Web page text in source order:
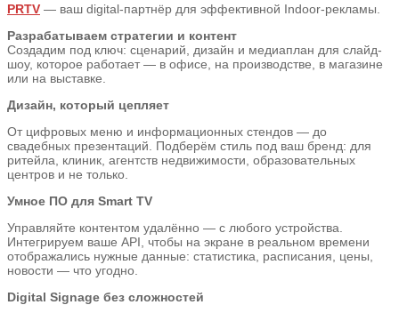
PRTV — ваш digital-партнёр для эффективной Indoor-рекламы.
Разрабатываем стратегии и контент
Создадим под ключ: сценарий, дизайн и медиаплан для слайд-
шоу, которое работает — в офисе, на производстве, в магазине
или на выставке.
Дизайн, который цепляет
От цифровых меню и информационных стендов — до
свадебных презентаций. Подберём стиль под ваш бренд: для
ритейла, клиник, агентств недвижимости, образовательных
центров и не только.
Умное ПО для Smart TV
Управляйте контентом удалённо — с любого устройства.
Интегрируем ваше API, чтобы на экране в реальном времени
отображались нужные данные: статистика, расписания, цены,
новости — что угодно.
Digital Signage без сложностей